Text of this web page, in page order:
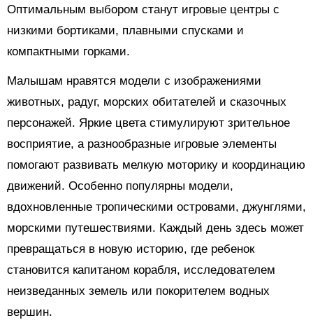
Оптимальным выбором станут игровые центры с
низкими бортиками, плавными спусками и
компактными горками.
Малышам нравятся модели с изображениями
животных, радуг, морских обитателей и сказочных
персонажей. Яркие цвета стимулируют зрительное
восприятие, а разнообразные игровые элементы
помогают развивать мелкую моторику и координацию
движений. Особенно популярны модели,
вдохновленные тропическими островами, джунглями,
морскими путешествиями. Каждый день здесь может
превращаться в новую историю, где ребенок
становится капитаном корабля, исследователем
неизведанных земель или покорителем водных
вершин.